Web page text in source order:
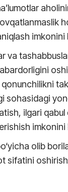
imkonini
va
sohasidagi
ilgari
imkonini
olib
sifatini